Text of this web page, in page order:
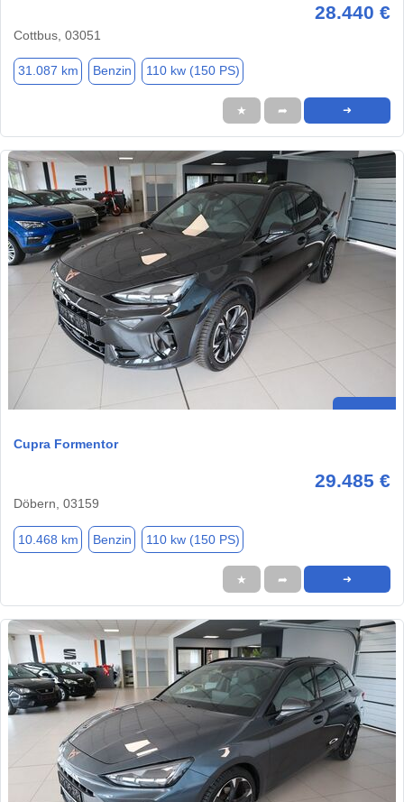
28.440 €
Cottbus, 03051
31.087 km Benzin 110 kw (150 PS)
★ ➦ ➜
Cupra Formentor
29.485 €
Döbern, 03159
10.468 km Benzin 110 kw (150 PS)
★ ➦ ➜